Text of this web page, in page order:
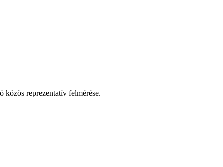
közös reprezentatív felmérése.